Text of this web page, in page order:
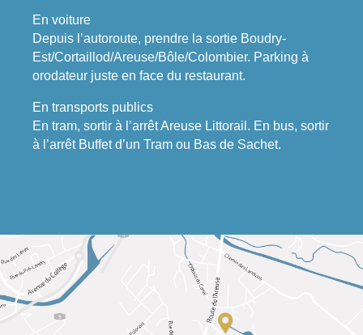
En voiture
Depuis l’autoroute, prendre la sortie Boudry-
Est/Cortaillod/Areuse/Bôle/Colombier. Parking à
orodateur juste en face du restaurant.
En transports publics
En tram, sortir à l’arrêt Areuse Littorail. En bus, sortir
à l’arrêt Buffet d’un Tram ou Bas de Sachet.